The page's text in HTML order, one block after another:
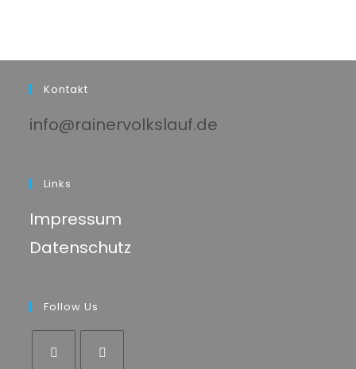
Kontakt
info@rainervolkslauf.de
Links
Impressum
Datenschutz
Follow Us